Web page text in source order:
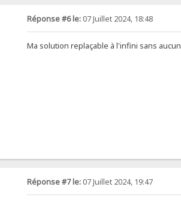
Réponse #6 le:07 Juillet 2024, 18:48
Ma solution replaçable à l'infini sans
Réponse #7 le:07 Juillet 2024, 19:47